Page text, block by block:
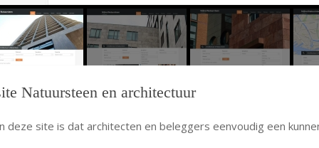
Natuursteen en architectuur
deze site is dat architecten en beleggers eenvoudig een